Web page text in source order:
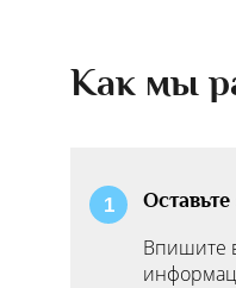
Как мы
1 Оставьте
Впишите